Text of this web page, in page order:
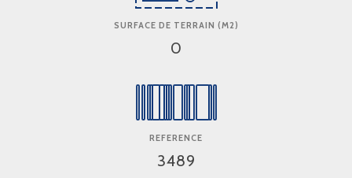
SURFACE DE TERRAIN (M2)
0
REFERENCE
3489